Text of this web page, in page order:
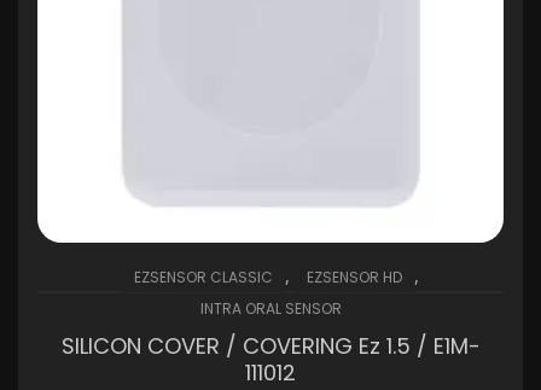
EZSENSOR CLASSIC , EZSENSOR HD ,
INTRA ORAL SENSOR
SILICON COVER / COVERING Ez 1.5 / E1M-
111012